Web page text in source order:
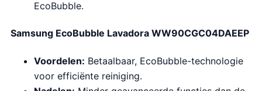
EcoBubble.
Samsung EcoBubble Lavadora WW90CGC04DAEEP
Voordelen: Betaalbaar, EcoBubble-technologie
voor efficiënte reiniging.